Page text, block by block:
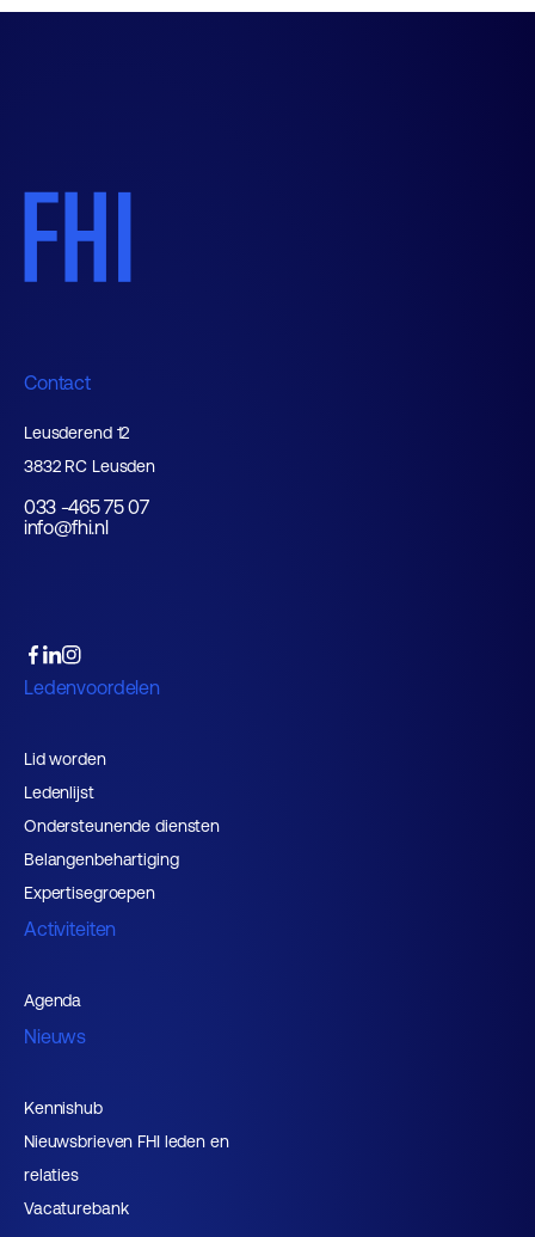
Contact
Leusderend 12
3832 RC Leusden
033 -465 75 07
info@fhi.nl
Ledenvoordelen
Lid worden
Ledenlijst
Ondersteunende diensten
Belangenbehartiging
Expertisegroepen
Activiteiten
Agenda
Nieuws
Kennishub
Nieuwsbrieven FHI leden en
relaties
Vacaturebank